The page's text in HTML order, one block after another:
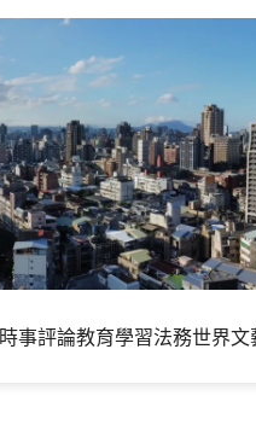
時事評論教育學習法務世界文